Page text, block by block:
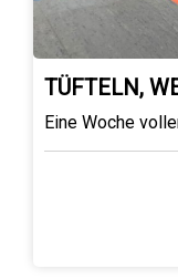
TÜFTELN,
Eine Woche